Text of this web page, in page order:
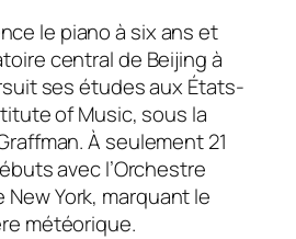
le piano à six ans et
central de Beijing à
ses études aux États-
of Music, sous la
À seulement 21
avec l’Orchestre
York, marquant le
météorique.